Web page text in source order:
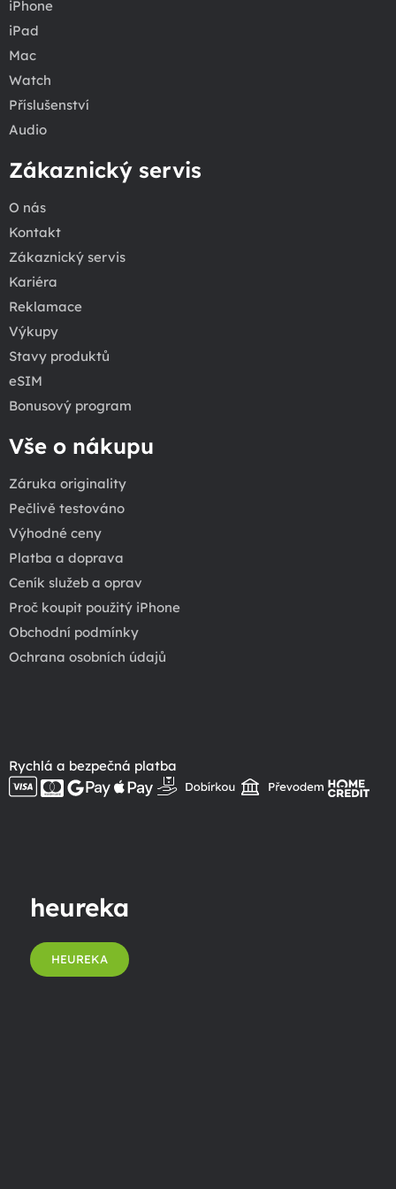
iPhone
iPad
Mac
Watch
Příslušenství
Audio
Zákaznický servis
O nás
Kontakt
Zákaznický servis
Kariéra
Reklamace
Výkupy
Stavy produktů
eSIM
Bonusový program
Vše o nákupu
Záruka originality
Pečlivě testováno
Výhodné ceny
Platba a doprava
Ceník služeb a oprav
Proč koupit použitý iPhone
Obchodní podmínky
Ochrana osobních údajů
Rychlá a bezpečná platba
heureka
HEUREKA